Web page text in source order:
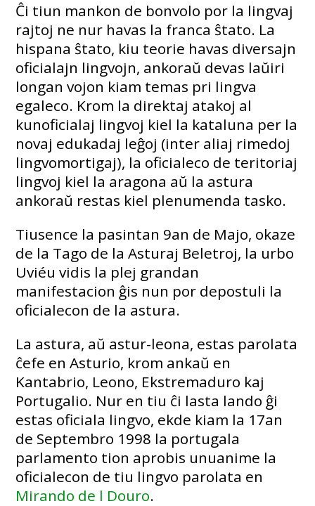
Ĉi tiun mankon de bonvolo por la lingvaj
rajtoj ne nur havas la franca ŝtato. La
hispana ŝtato, kiu teorie havas diversajn
oficialajn lingvojn, ankoraŭ devas laŭiri
longan vojon kiam temas pri lingva
egaleco. Krom la direktaj atakoj al
kunoficialaj lingvoj kiel la kataluna per la
novaj edukadaj leĝoj (inter aliaj rimedoj
lingvomortigaj), la oficialeco de teritoriaj
lingvoj kiel la aragona aŭ la astura
ankoraŭ restas kiel plenumenda tasko.
Tiusence la pasintan 9an de Majo, okaze
de la Tago de la Asturaj Beletroj, la urbo
Uviéu vidis la plej grandan
manifestacion ĝis nun por depostuli la
oficialecon de la astura.
La astura, aŭ astur-leona, estas parolata
ĉefe en Asturio, krom ankaŭ en
Kantabrio, Leono, Ekstremaduro kaj
Portugalio. Nur en tiu ĉi lasta lando ĝi
estas oficiala lingvo, ekde kiam la 17an
de Septembro 1998 la portugala
parlamento tion aprobis unuanime la
oficialecon de tiu lingvo parolata en
Mirando de l Douro.